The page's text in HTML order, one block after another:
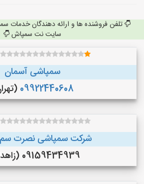
تلفن فروشنده ها و ارائه دهندگان خدمات
سایت نت سمپاش
سمپاشی آسمان
09922440608
شرکت سمپاشی نصرت سم
09159434939 (زاهدان )